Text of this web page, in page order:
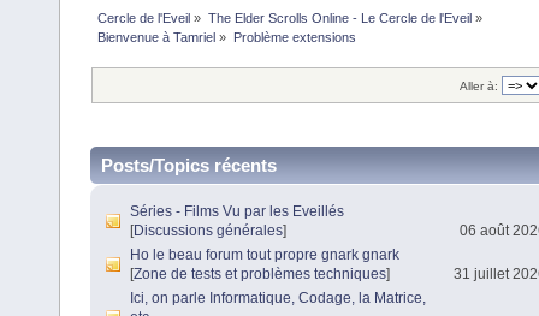
Cercle de l'Eveil » The Elder Scrolls Online - Le Cercle de l'Eveil»
Bienvenue à Tamriel » Problème extensions
Aller à:
Posts/Topics récents
Séries - Films Vu par les Eveillés
[Discussions générales]
06 août
Ho le beau forum tout propre gnark gnark
[Zone de tests et problèmes techniques]
31 juillet
Ici, on parle Informatique, Codage, la Matrice,